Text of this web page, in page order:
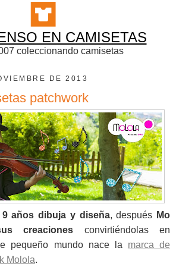
EN CAMISETAS
coleccionando camisetas
DE 2013
patchwork
años dibuja y diseña, después Mo
creaciones convirtiéndolas en
pequeño mundo nace la marca de
Molola.